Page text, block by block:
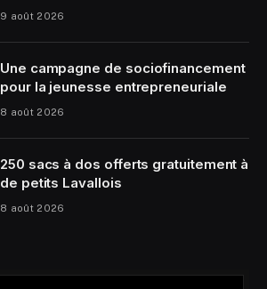
9 août 2026
Une campagne de sociofinancement
pour la jeunesse entrepreneuriale
8 août 2026
250 sacs à dos offerts gratuitement à
de petits Lavallois
8 août 2026